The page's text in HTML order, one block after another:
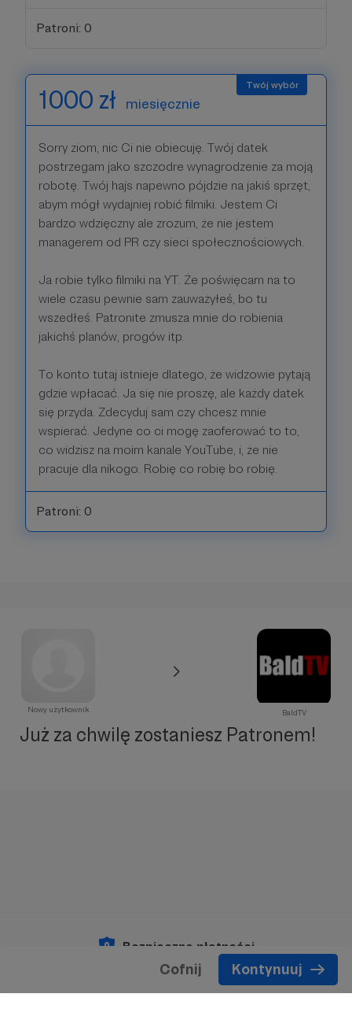
Patroni: 0
1000 zł miesięcznie
Sorry ziom, nic Ci nie obiecuję. Twój datek
postrzegam jako szczodre wynagrodzenie za moją
robotę. Twój hajs napewno pójdzie na jakiś sprzęt,
abym mógł wydajniej robić filmiki. Jestem Ci
bardzo wdzięczny ale zrozum, że nie jestem
managerem od PR czy sieci społecznościowych.
Ja robie tylko filmiki na YT. Że poświęcam na to
wiele czasu pewnie sam zauważyłeś, bo tu
wszedłeś. Patronite zmusza mnie do robienia
jakichś planów, progów itp.
To konto tutaj istnieje dlatego, że widzowie pytają
gdzie wpłacać. Ja się nie proszę, ale każdy datek
się przyda. Zdecyduj sam czy chcesz mnie
wspierać. Jedyne co ci mogę zaoferować to to,
co widzisz na moim kanale YouTube, i, że nie
pracuje dla nikogo. Robię co robię bo robię.
Patroni: 0
Cofnij Kontynuuj
Nowy użytkownik BaldTV
Już za chwilę zostaniesz Patronem!
Bezpieczne płatności